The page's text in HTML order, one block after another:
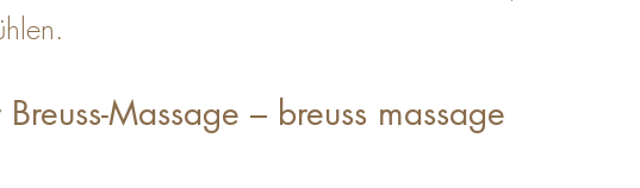
Massage – breuss massage